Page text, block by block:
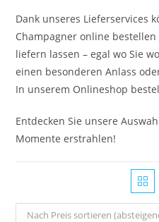
Dank unseres Lieferservices
Champagner online
liefern lassen – egal wo Sie
einen besonderen Anlass
In unserem Onlineshop
Entdecken Sie unsere
Momente erstrahlen!
Nach Preis sortieren